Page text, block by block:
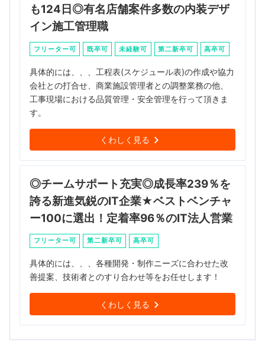
も124日◎有名店舗案件多数の内装デザ
イン施工管理職
フリーター可 既卒可 未経験可 第二新卒可 高卒可
具体的には、、、工程表(スケジュール表)の作成や協力
会社との打合せ、商業施設管理者との調整業務の他、
工事現場における品質管理・安全管理を行って頂きま
す。
くわしく見る
◎チームサポート充実◎成長率239％を
誇る新進気鋭のIT企業★ベストベンチャ
ー100に選出！定着率96％のIT法人営業
フリーター可 第二新卒可 高卒可
具体的には、、、各種開発・制作ニーズに合わせた改
善提案、技術者とのすり合わせ等をお任せします！
くわしく見る